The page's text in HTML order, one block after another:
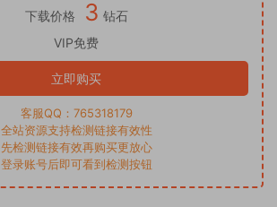
下载价格 3 钻石
VIP免费
立即购买
客服QQ：765318179
全站资源支持检测链接有效性
先检测链接有效再购买更放心
登录账号后即可看到检测按钮